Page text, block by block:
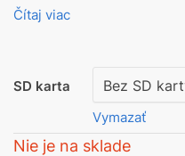
Čítaj viac
SD karta
Vymazať
Nie je na sklade